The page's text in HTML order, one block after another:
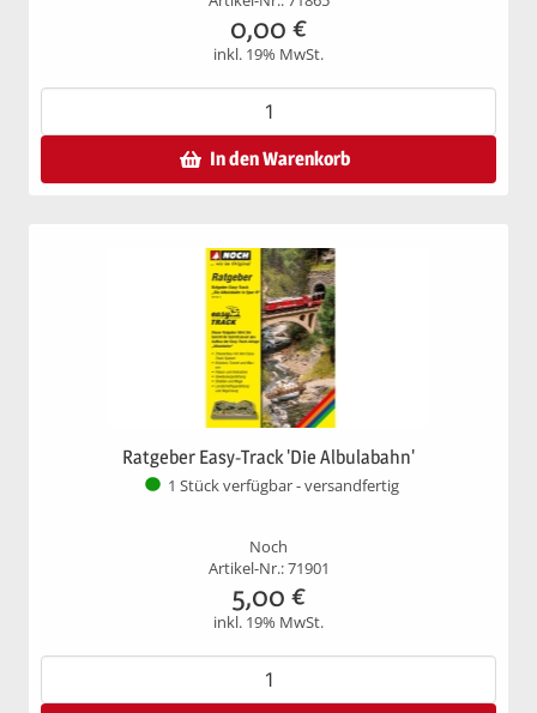
0,00 €
inkl. 19% MwSt.
In den Warenkorb
Ratgeber Easy-Track 'Die Albulabahn'
1 Stück verfügbar - versandfertig
Noch
Artikel-Nr.: 71901
5,00 €
inkl. 19% MwSt.